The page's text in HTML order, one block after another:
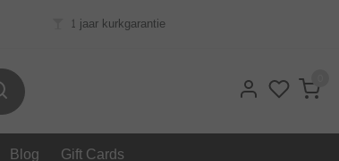
1 jaar kurkgarantie
Blog Gift Cards